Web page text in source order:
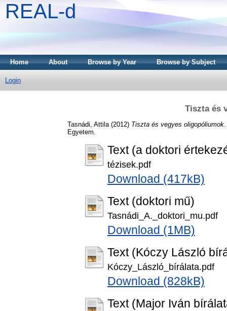
REAL-d
Home About Browse by Year Browse by Subject
Login
Tiszta és
Tasnádi, Attila (2012) Tiszta és vegyes oligopóliumok.
Egyetem.
Text (a doktori
tézisek.pdf
Download (417kB)
Text (doktori mű)
Tasnádi_A._doktori_mu.pdf
Download (1MB)
Text (Kóczy László
Kóczy_László_bírálata.pdf
Download (828kB)
Text (Major Iván